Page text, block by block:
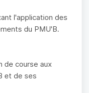
l'application des
du PMU'B.
de course aux
et de ses